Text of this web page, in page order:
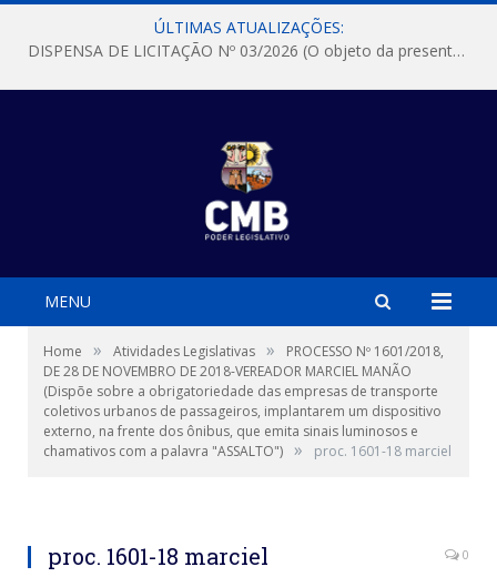
ÚLTIMAS ATUALIZAÇÕES:
DISPENSA DE LICITAÇÃO Nº 03/2026 (O objeto da presente dispensa é a escolha da proposta mais vantajosa para a aquisição, de aparelhos de ar condicionado, tipo Split, com material de instalação e fogão industrial, conforme condições, quantidades e exigências estabelecidas no termo de referencia e neste aviso de contratação direta e seus anexos)
MENU
Home » Atividades Legislativas »
PROCESSO Nº 1601/2018,
DE 28 DE NOVEMBRO DE 2018-VEREADOR MARCIEL MANÃO
(Dispõe sobre a obrigatoriedade das empresas de transporte
coletivos urbanos de passageiros, implantarem um dispositivo
externo, na frente dos ônibus, que emita sinais luminosos e
chamativos com a palavra "ASSALTO") » proc. 1601-18 marciel
proc. 1601-18 marciel 0